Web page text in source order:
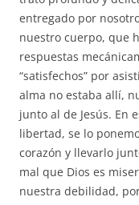
entregado por
nuestro cuerpo, que
respuestas
“satisfechos” por
alma no estaba allí,
junto al de Jesús. En
libertad, se lo
corazón y llevarlo
mal que Dios es
nuestra debilidad,